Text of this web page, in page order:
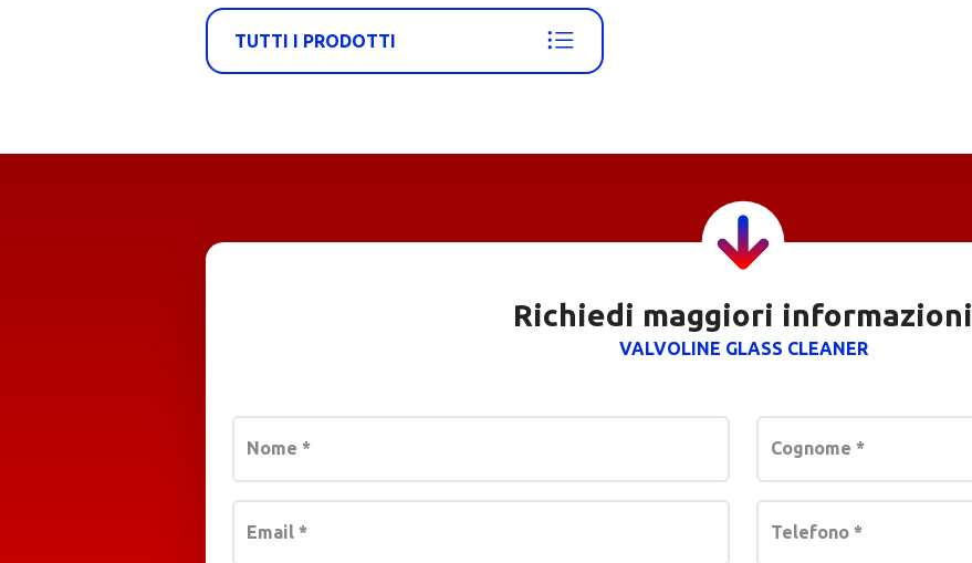
TUTTI I PRODOTTI
Richiedi maggiori informazioni
VALVOLINE GLASS CLEANER
Nome * Cognome *
Email * Telefono *